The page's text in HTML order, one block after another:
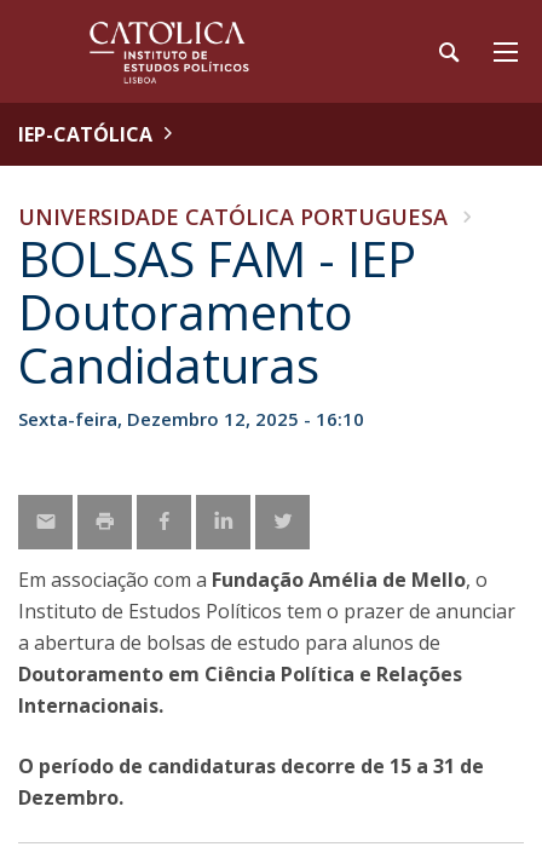
IEP-CATÓLICA
UNIVERSIDADE CATÓLICA PORTUGUESA
BOLSAS FAM - IEP
Doutoramento
Candidaturas
Sexta-feira, Dezembro 12, 2025 - 16:10
Em associação com a Fundação Amélia de Mello, o
Instituto de Estudos Políticos tem o prazer de anunciar
a abertura de bolsas de estudo para alunos de
Doutoramento em Ciência Política e Relações
Internacionais.
O período de candidaturas decorre de 15 a 31 de
Dezembro.